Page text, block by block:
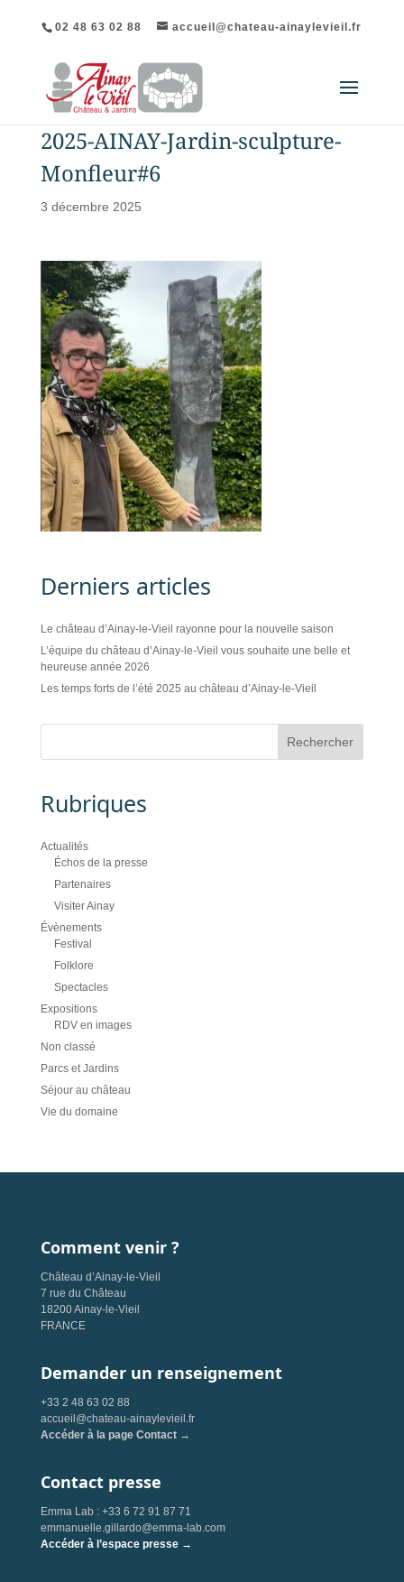
02 48 63 02 88 accueil@chateau-ainaylevieil.fr
2025-AINAY-Jardin-sculpture-
Monfleur#6
3 décembre 2025
Derniers articles
Le château d’Ainay-le-Vieil rayonne pour la nouvelle saison
L’équipe du château d’Ainay-le-Vieil vous souhaite une belle et
heureuse année 2026
Les temps forts de l’été 2025 au château d’Ainay-le-Vieil
Rubriques
Actualités
Échos de la presse
Partenaires
Visiter Ainay
Évènements
Festival
Folklore
Spectacles
Expositions
RDV en images
Non classé
Parcs et Jardins
Séjour au château
Vie du domaine
Comment venir ?
Château d’Ainay-le-Vieil
7 rue du Château
18200 Ainay-le-Vieil
FRANCE
Demander un renseignement
+33 2 48 63 02 88
accueil@chateau-ainaylevieil.fr
Accéder à la page Contact →
Contact presse
Emma Lab : +33 6 72 91 87 71
emmanuelle.gillardo@emma-lab.com
Accéder à l’espace presse →